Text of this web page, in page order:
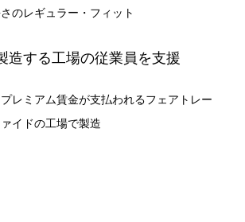
のレギュラー・フィット
造する工場の従業員を支援
レミアム賃金が支払われるフェアトレー
イドの工場で製造